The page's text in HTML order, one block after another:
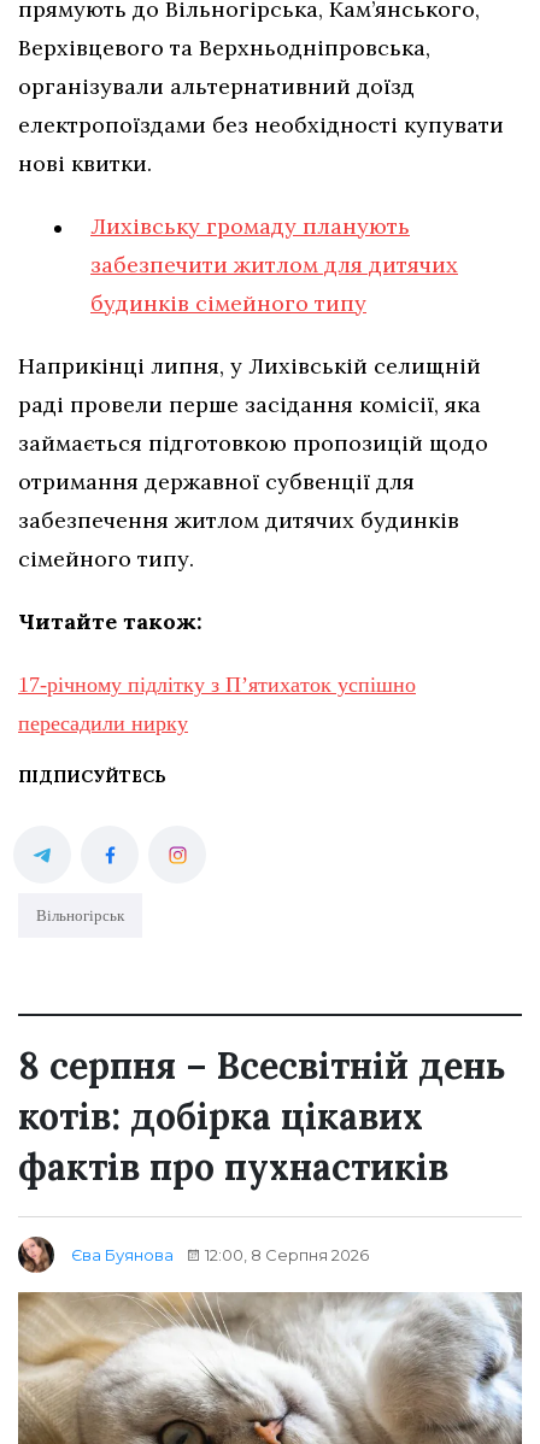
прямують до Вільногірська, Кам’янського,
Верхівцевого та Верхньодніпровська,
організували альтернативний доїзд
електропоїздами без необхідності купувати
нові квитки.
Лихівську громаду планують
забезпечити житлом для дитячих
будинків сімейного типу
Наприкінці липня, у Лихівській селищній
раді провели перше засідання комісії, яка
займається підготовкою пропозицій щодо
отримання державної субвенції для
забезпечення житлом дитячих будинків
сімейного типу.
Читайте також:
17-річному підлітку з Пʼятихаток успішно
пересадили нирку
ПІДПИСУЙТЕСЬ
Вільногірськ
8 серпня – Всесвітній день
котів: добірка цікавих
фактів про пухнастиків
Єва Буянова 12:00, 8 Серпня 2026